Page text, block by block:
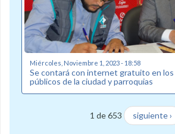
Miércoles, Noviembre 1, 2023 - 18:58
Se contará con internet gratuito en los
públicos de la ciudad y parroquias
1 de 653 siguiente ›